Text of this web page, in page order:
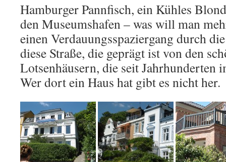
Hamburger Pannfisch, ein Kühles
den Museumshafen – was will man
einen Verdauungsspaziergang durch
diese Straße, die geprägt ist von den
Lotsenhäusern, die seit Jahrhunderten
Wer dort ein Haus hat gibt es nicht her.